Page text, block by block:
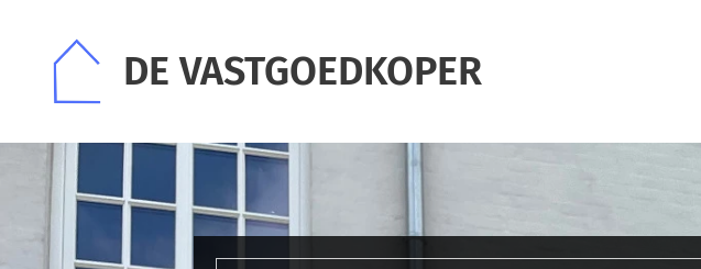
DE VASTGOEDKOPER